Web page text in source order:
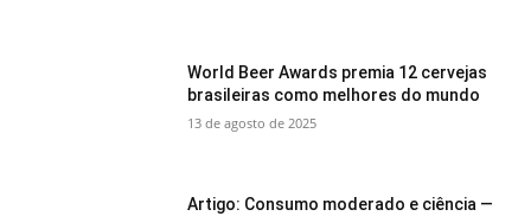
World Beer Awards premia 12 cervejas
brasileiras como melhores do mundo
13 de agosto de 2025
Artigo: Consumo moderado e ciência —